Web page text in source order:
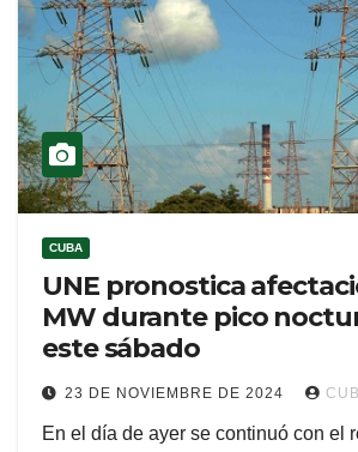
CUBA
UNE pronostica
MW durante pico
este sábado
23 DE NOVIEMBRE DE 2024
En el día de ayer se continuó con el